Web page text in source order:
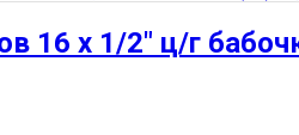
16 х 1/2″ ц/г